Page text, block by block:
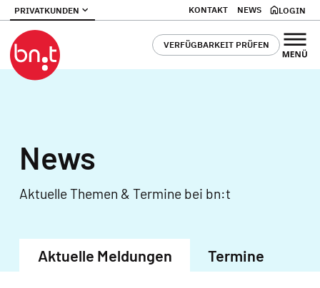
PRIVATKUNDEN KONTAKT NEWS LOGIN
VERFÜGBARKEIT PRÜFEN
News
Aktuelle Themen & Termine bei bn:t
Aktuelle Meldungen Termine